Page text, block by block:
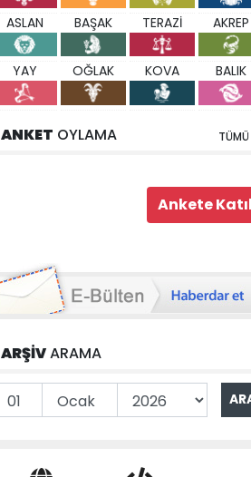
ASLAN BAŞAK TERAZİ AKREP
YAY OĞLAK KOVA BALIK
ANKET OYLAMA TÜMÜ
ARŞİVARAMA